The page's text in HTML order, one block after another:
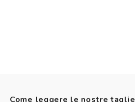
Come leggere le nostre taglie